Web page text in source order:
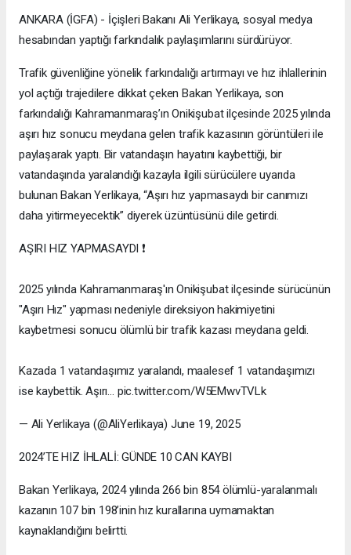
ANKARA (İGFA) - İçişleri Bakanı Ali Yerlikaya, sosyal medya
hesabından yaptığı farkındalık paylaşımlarını sürdürüyor.
Trafik güvenliğine yönelik farkındalığı artırmayı ve hız ihlallerinin
yol açtığı trajedilere dikkat çeken Bakan Yerlikaya, son
farkındalığı Kahramanmaraş’ın Onikişubat ilçesinde 2025 yılında
aşırı hız sonucu meydana gelen trafik kazasının görüntüleri ile
paylaşarak yaptı. Bir vatandaşın hayatını kaybettiği, bir
vatandaşında yaralandığı kazayla ilgili sürücülere uyarıda
bulunan Bakan Yerlikaya, “Aşırı hız yapmasaydı bir canımızı
daha yitirmeyecektik” diyerek üzüntüsünü dile getirdi.
AŞIRI HIZ YAPMASAYDI ❗️
2025 yılında Kahramanmaraş'ın Onikişubat ilçesinde sürücünün
"Aşırı Hız" yapması nedeniyle direksiyon hakimiyetini
kaybetmesi sonucu ölümlü bir trafik kazası meydana geldi.
Kazada 1 vatandaşımız yaralandı, maalesef 1 vatandaşımızı
ise kaybettik. Aşırı… pic.twitter.com/W5EMwvTVLk
— Ali Yerlikaya (@AliYerlikaya) June 19, 2025
2024’TE HIZ İHLALİ: GÜNDE 10 CAN KAYBI
Bakan Yerlikaya, 2024 yılında 266 bin 854 ölümlü-yaralanmalı
kazanın 107 bin 198’inin hız kurallarına uymamaktan
kaynaklandığını belirtti.